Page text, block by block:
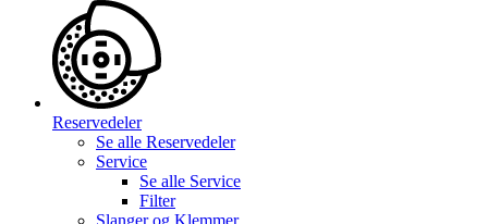
Reservedeler
Se alle Reservedeler
Service
Se alle Service
Filter
Slanger og Klemmer